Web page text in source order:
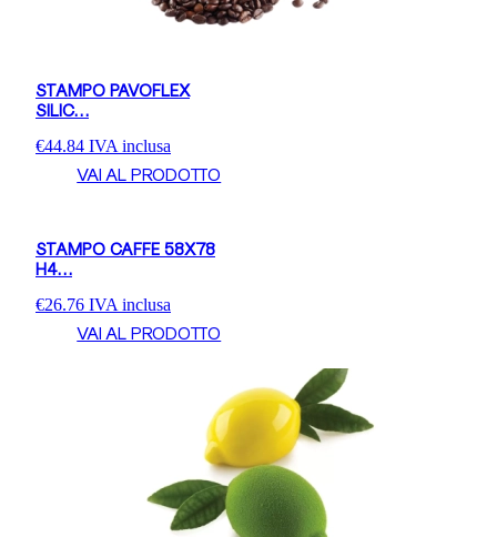
STAMPO PAVOFLEX
SILIC…
€44.84 IVA inclusa
VAI AL PRODOTTO
STAMPO CAFFE 58X78
H4…
€26.76 IVA inclusa
VAI AL PRODOTTO